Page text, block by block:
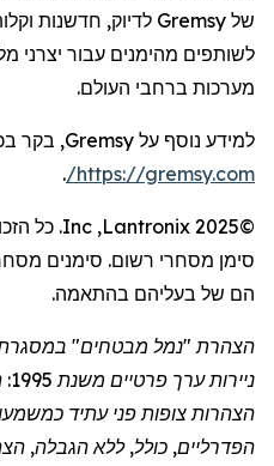
של Gremsy לדיוק, חדשנות
לשותפים מהימנים עבור יצרני
מערכות ברחבי העולם.
למידע נוסף על Gremsy, בקר
https://gremsy.com
/
.
©2025
Lantronix
,
Inc. כל
סימן מסחרי רשום. סימנים
הם של בעליהם בהתאמה.
הצהרת "נמל מבטחים" במסגרת
הצהרות צופות פני עתיד
הפדרליים, כולל, ללא הגבלה,